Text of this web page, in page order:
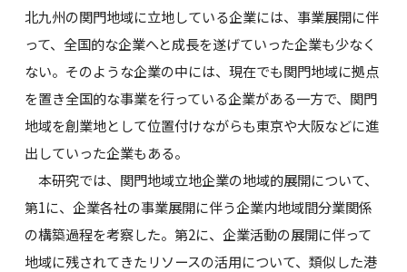
北九州の関門地域に立地している企業には、事業展開に伴
って、全国的な企業へと成長を遂げていった企業も少なく
ない。そのような企業の中には、現在でも関門地域に拠点
を置き全国的な事業を行っている企業がある一方で、関門
地域を創業地として位置付けながらも東京や大阪などに進
出していった企業もある。
本研究では、関門地域立地企業の地域的展開について、
第1に、企業各社の事業展開に伴う企業内地域間分業関係
の構築過程を考察した。第2に、企業活動の展開に伴って
地域に残されてきたリソースの活用について、類似した港